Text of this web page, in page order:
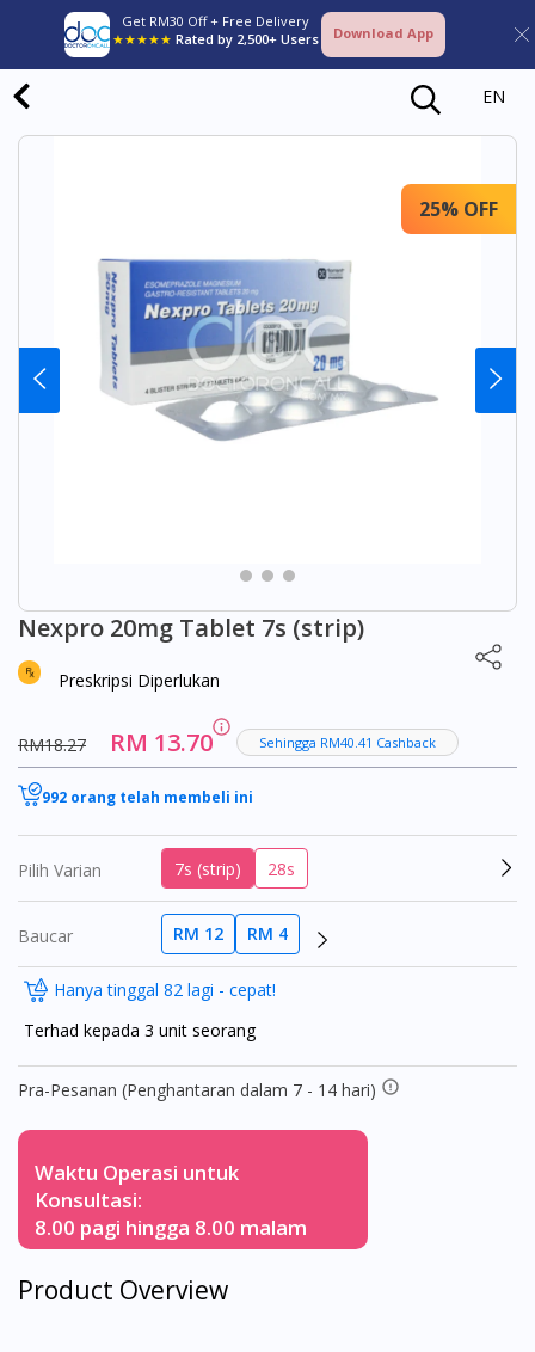
Get RM30 Off + Free Delivery
★★★★★ Rated by 2,500+ Users Download App
EN
25% OFF
Nexpro 20mg Tablet 7s (strip)
Preskripsi Diperlukan
RM18.27 RM 13.70 Sehingga RM40.41 Cashback
992 orang telah membeli ini
Pilih Varian 7s (strip) 28s
Baucar RM 12 RM 4
Hanya tinggal 82 lagi - cepat!
Terhad kepada 3 unit seorang
Pra-Pesanan (Penghantaran dalam 7 - 14 hari)
Waktu Operasi untuk
Konsultasi:
8.00 pagi hingga 8.00 malam
Product Overview